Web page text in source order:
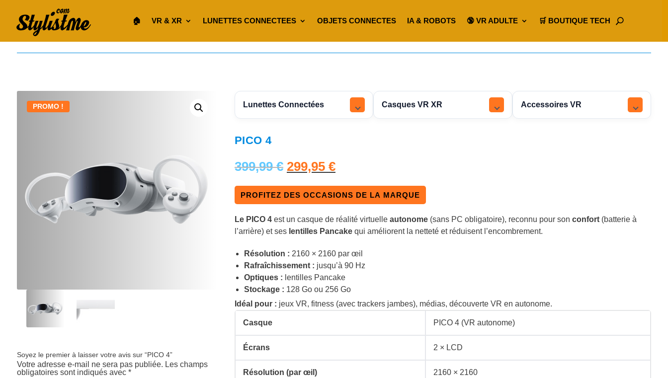
🏠︎ VR & XR LUNETTES CONNECTEES OBJETS CONNECTES IA & ROBOTS 🔞 VR ADULTE 🛒 BOUTIQUE TECH
PROMO !
Soyez le premier à laisser votre avis sur “PICO 4”
Votre adresse e-mail ne sera pas publiée. Les champs
obligatoires sont indiqués avec *
Lunettes Connectées Casques VR XR Accessoires VR
PICO 4
399,99€ L
e
p
r
x
i
n
t
i
299,95 €L
e
p
r
x
a
c
u
e
PROFITEZ DES OCCASIONS DE LA MARQUE
Le PICO 4est un casque de réalité virtuelle autonome(sans PC obligatoire), reconnu pour son confort(batterie à
l’arrière) et ses lentilles Pancakequi améliorent la netteté et réduisent l’encombrement.
Résolution : 2160 × 2160 par œil
Rafraîchissement : jusqu’à 90 Hz
Optiques : lentilles Pancake
Stockage : 128 Go ou 256 Go
Idéal pour : jeux VR, fitness (avec trackers jambes), médias, découverte VR en autonome.
Casque PICO 4 (VR autonome)
Écrans 2 × LCD
Résolution (par œil) 2160 × 2160